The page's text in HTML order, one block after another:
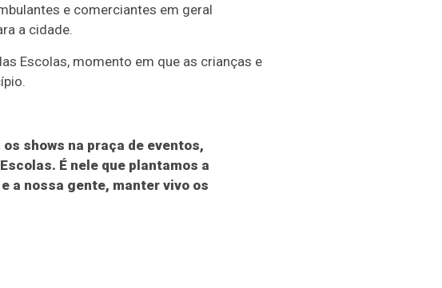
e comerciantes em geral
a cidade.
Escolas, momento em que as crianças e
shows na praça de eventos,
É nele que plantamos a
a nossa gente, manter vivo os